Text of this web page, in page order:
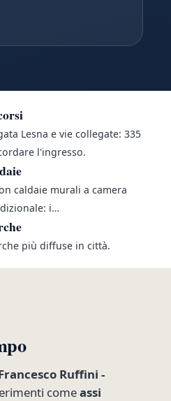
Lesna e vie collegate: 335
l'ingresso.
caldaie murali a camera
i…
più diffuse in città.
Ruffini -
comeassi